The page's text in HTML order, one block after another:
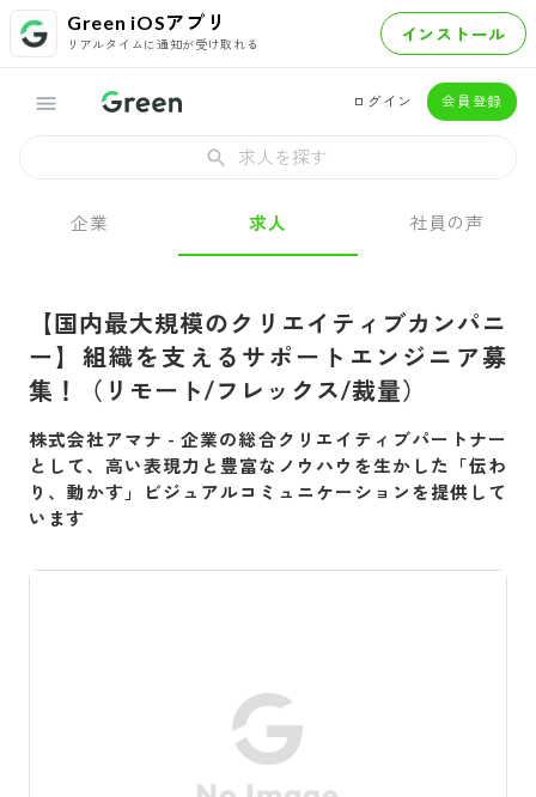
Green iOSアプリ
リアルタイムに通知が受け取れる インストール
ログイン 会員登録
求人を探す
企業 求人 社員の声
【国内最大規模のクリエイティブカンパニ
ー】組織を支えるサポートエンジニア募
集！（リモート/フレックス/裁量）
株式会社アマナ -企業の総合クリエイティブパートナー
として、高い表現力と豊富なノウハウを生かした「伝わ
り、動かす」ビジュアルコミュニケーションを提供して
います